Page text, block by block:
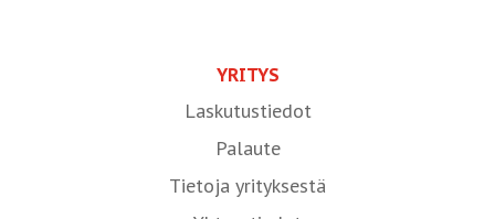
YRITYS
Laskutustiedot
Palaute
Tietoja yrityksestä